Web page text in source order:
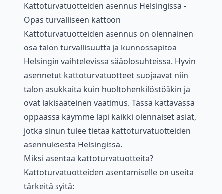
Kattoturvatuotteiden asennus Helsingissä -
Opas turvalliseen kattoon
Kattoturvatuotteiden asennus on olennainen
osa talon turvallisuutta ja kunnossapitoa
Helsingin vaihtelevissa sääolosuhteissa. Hyvin
asennetut kattoturvatuotteet suojaavat niin
talon asukkaita kuin huoltohenkilöstöäkin ja
ovat lakisääteinen vaatimus. Tässä kattavassa
oppaassa käymme läpi kaikki olennaiset asiat,
jotka sinun tulee tietää kattoturvatuotteiden
asennuksesta Helsingissä.
Miksi asentaa kattoturvatuotteita?
Kattoturvatuotteiden asentamiselle on useita
tärkeitä syitä: